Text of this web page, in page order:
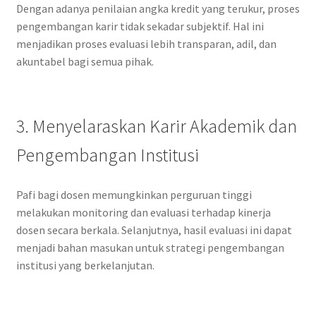
Dengan adanya penilaian angka kredit yang terukur, proses
pengembangan karir tidak sekadar subjektif. Hal ini
menjadikan proses evaluasi lebih transparan, adil, dan
akuntabel bagi semua pihak.
3. Menyelaraskan Karir Akademik dan
Pengembangan Institusi
Pafi bagi dosen memungkinkan perguruan tinggi
melakukan monitoring dan evaluasi terhadap kinerja
dosen secara berkala. Selanjutnya, hasil evaluasi ini dapat
menjadi bahan masukan untuk strategi pengembangan
institusi yang berkelanjutan.